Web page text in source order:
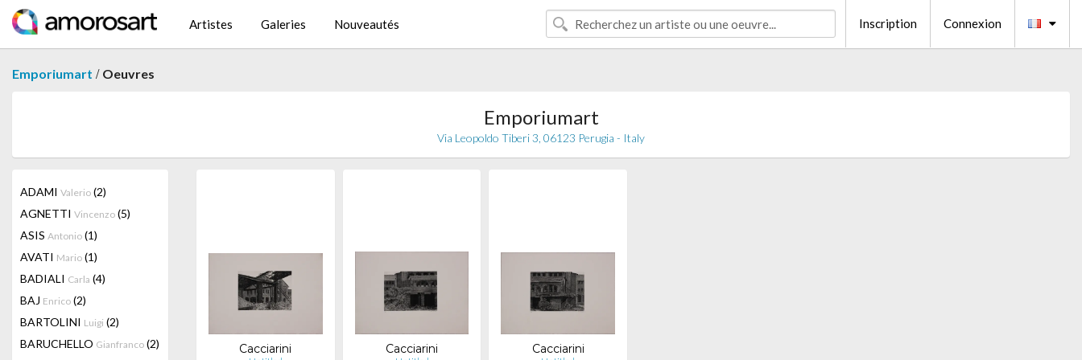
Artistes Galeries Nouveautés Inscription Connexion
Emporiumart / Oeuvres
Emporiumart
Via Leopoldo Tiberi 3, 06123 Perugia - Italy
ADAMI Valerio (2)
AGNETTI Vincenzo (5)
ASIS Antonio (1)
AVATI Mario (1)
BADIALI Carla (4)
BAJ Enrico (2)
BARTOLINI Luigi (2)
BARUCHELLO Gianfranco (2)
Cacciarini Cacciarini Cacciarini